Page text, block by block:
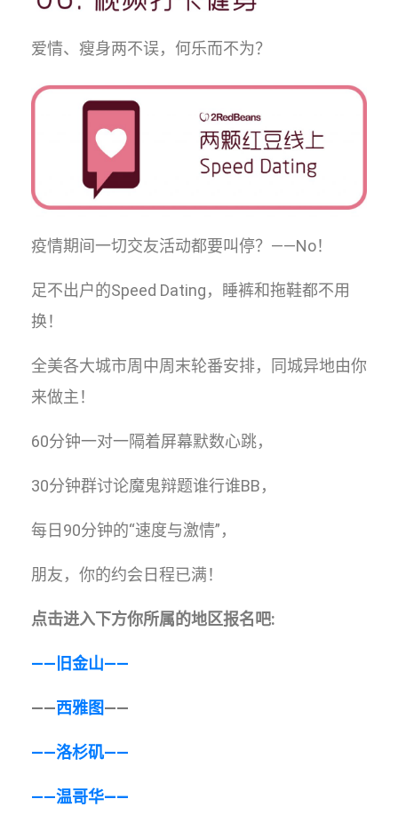
爱情、瘦身两不误，何乐而不为？
疫情期间一切交友活动都要叫停？——No！
足不出户的Speed Dating，睡裤和拖鞋都不用
换！
全美各大城市周中周末轮番安排，同城异地由你
来做主！
60分钟一对一隔着屏幕默数心跳，
30分钟群讨论魔鬼辩题谁行谁BB，
每日90分钟的“速度与激情”，
朋友，你的约会日程已满！
点击进入下方你所属的地区报名吧:
——旧金山——
——西雅图——
——洛杉矶——
——温哥华——